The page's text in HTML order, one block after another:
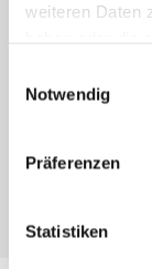
weiteren Daten
Notwendig
Präferenzen
Statistiken